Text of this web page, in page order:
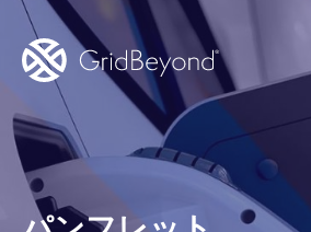
Asset Owner FTM